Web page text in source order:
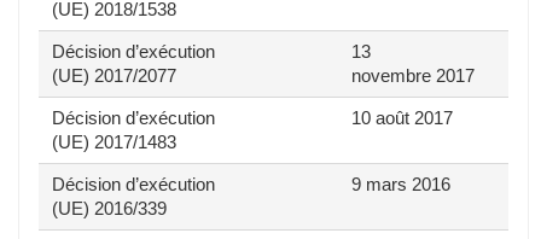
(UE) 2018/1538
Décision d’exécution
(UE) 2017/2077
13
novembre 2017
Décision d’exécution
(UE) 2017/1483
10 août 2017
Décision d’exécution
(UE) 2016/339
9 mars 2016